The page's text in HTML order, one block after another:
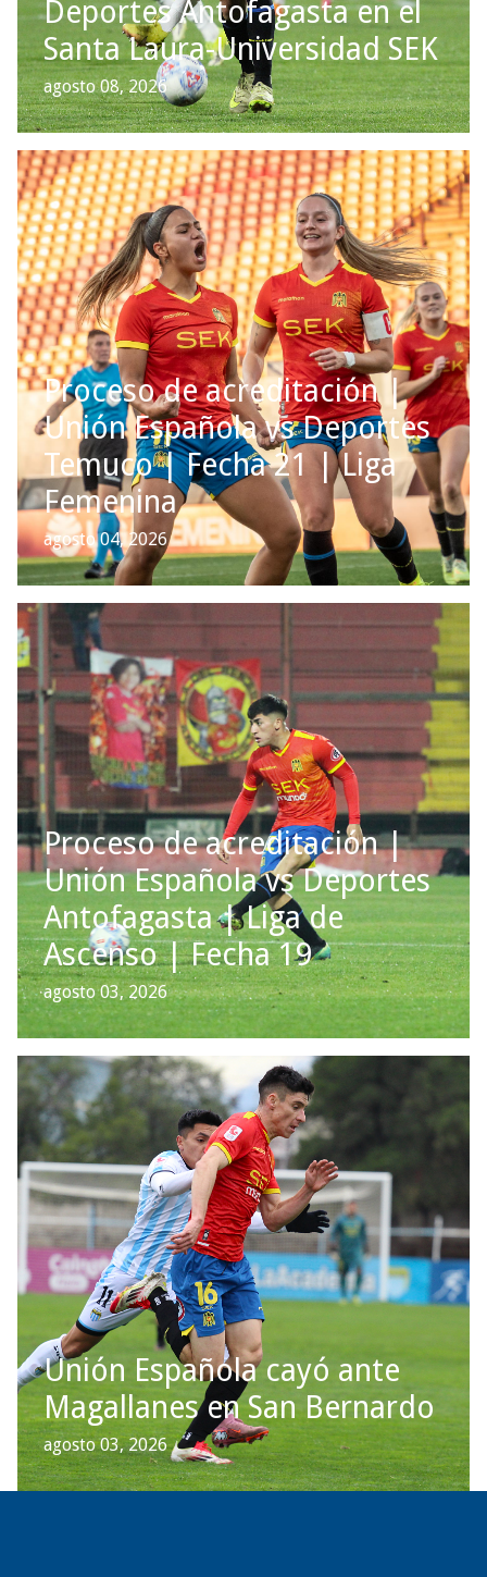
Deportes Antofagasta en el
Santa Laura-Universidad SEK
agosto 08, 2026
Proceso de acreditación |
Unión Española vs Deportes
Temuco | Fecha 21 | Liga
Femenina
agosto 04, 2026
Proceso de acreditación |
Unión Española vs Deportes
Antofagasta | Liga de
Ascenso | Fecha 19
agosto 03, 2026
Unión Española cayó ante
Magallanes en San Bernardo
agosto 03, 2026